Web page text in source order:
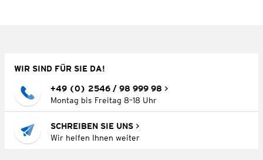
WIR SIND FÜR SIE DA!
+49 (0) 2546 / 98 999 98
Montag bis Freitag 8–18 Uhr
SCHREIBEN SIE UNS
Wir helfen Ihnen weiter